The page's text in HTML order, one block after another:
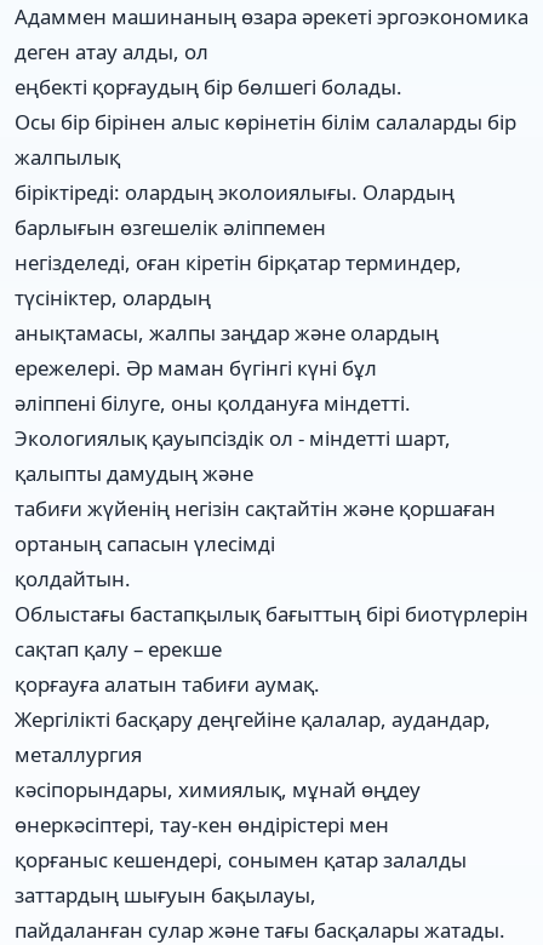
Адаммен машинаның өзара әрекеті эргоэкономика
деген атау алды, ол
еңбекті қорғаудың бір бөлшегі болады.
Осы бір бірінен алыс көрінетін білім салаларды бір
жалпылық
біріктіреді: олардың эколоиялығы. Олардың
барлығын өзгешелік әліппемен
негізделеді, оған кіретін бірқатар терминдер,
түсініктер, олардың
анықтамасы, жалпы заңдар және олардың
ережелері. Әр маман бүгінгі күні бұл
әліппені білуге, оны қолдануға міндетті.
Экологиялық қауыпсіздік ол - міндетті шарт,
қалыпты дамудың және
табиғи жүйенің негізін сақтайтін және қоршаған
ортаның сапасын үлесімді
қолдайтын.
Облыстағы бастапқылық бағыттың бірі биотүрлерін
сақтап қалу – ерекше
қорғауға алатын табиғи аумақ.
Жергілікті басқару деңгейіне қалалар, аудандар,
металлургия
кәсіпорындары, химиялық, мұнай өңдеу
өнеркәсіптері, тау-кен өндірістері мен
қорғаныс кешендері, сонымен қатар залалды
заттардың шығуын бақылауы,
пайдаланған сулар және тағы басқалары жатады.